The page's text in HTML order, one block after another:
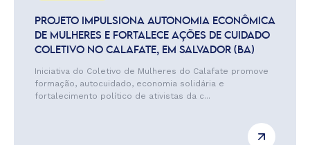
PROJETO IMPULSIONA AUTONOMIA ECONÔMICA
DE MULHERES E FORTALECE AÇÕES DE CUIDADO
COLETIVO NO CALAFATE, EM SALVADOR (BA)
Iniciativa do Coletivo de Mulheres do Calafate promove
formação, autocuidado, economia solidária e
fortalecimento político de ativistas da c...